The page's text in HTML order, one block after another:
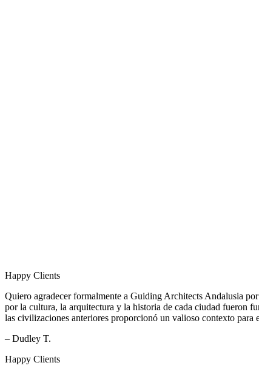
Happy Clients
Quiero agradecer formalmente a Guiding Architects Andalusia
por la cultura, la arquitectura y la historia de cada ciudad fueron
las civilizaciones anteriores proporcionó un valioso contexto para
– Dudley T.
Happy Clients